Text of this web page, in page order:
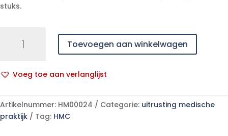
stuks.
12
stuks
Toevoegen aan winkelwagen
Voeg toe aan verlanglijst
l
t
e
Artikelnummer: HM00024 Categorie: uitrusting medische
praktijk
Tag: HMC